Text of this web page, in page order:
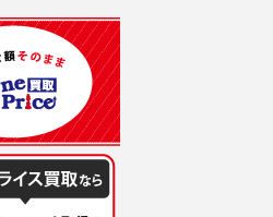
、お客様からのお申し出により利用を停
得ることが困難であるとき。
して協力する必要がある場合であって、
し、委託する場合は委託した個人データ
のとします。
、第三者の使用などによる損害の責任
きを行なうものとします。
用する過程において、弊社が知り得た情